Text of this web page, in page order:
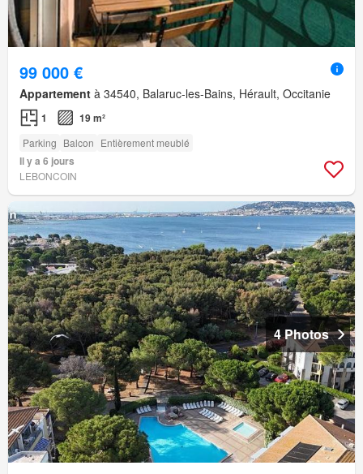
99 000 €
Appartement à 34540, Balaruc-les-Bains, Hérault, Occitanie
1 19 m²
Parking Balcon Entièrement meublé
Il y a 6 jours
LEBONCOIN
4 Photos